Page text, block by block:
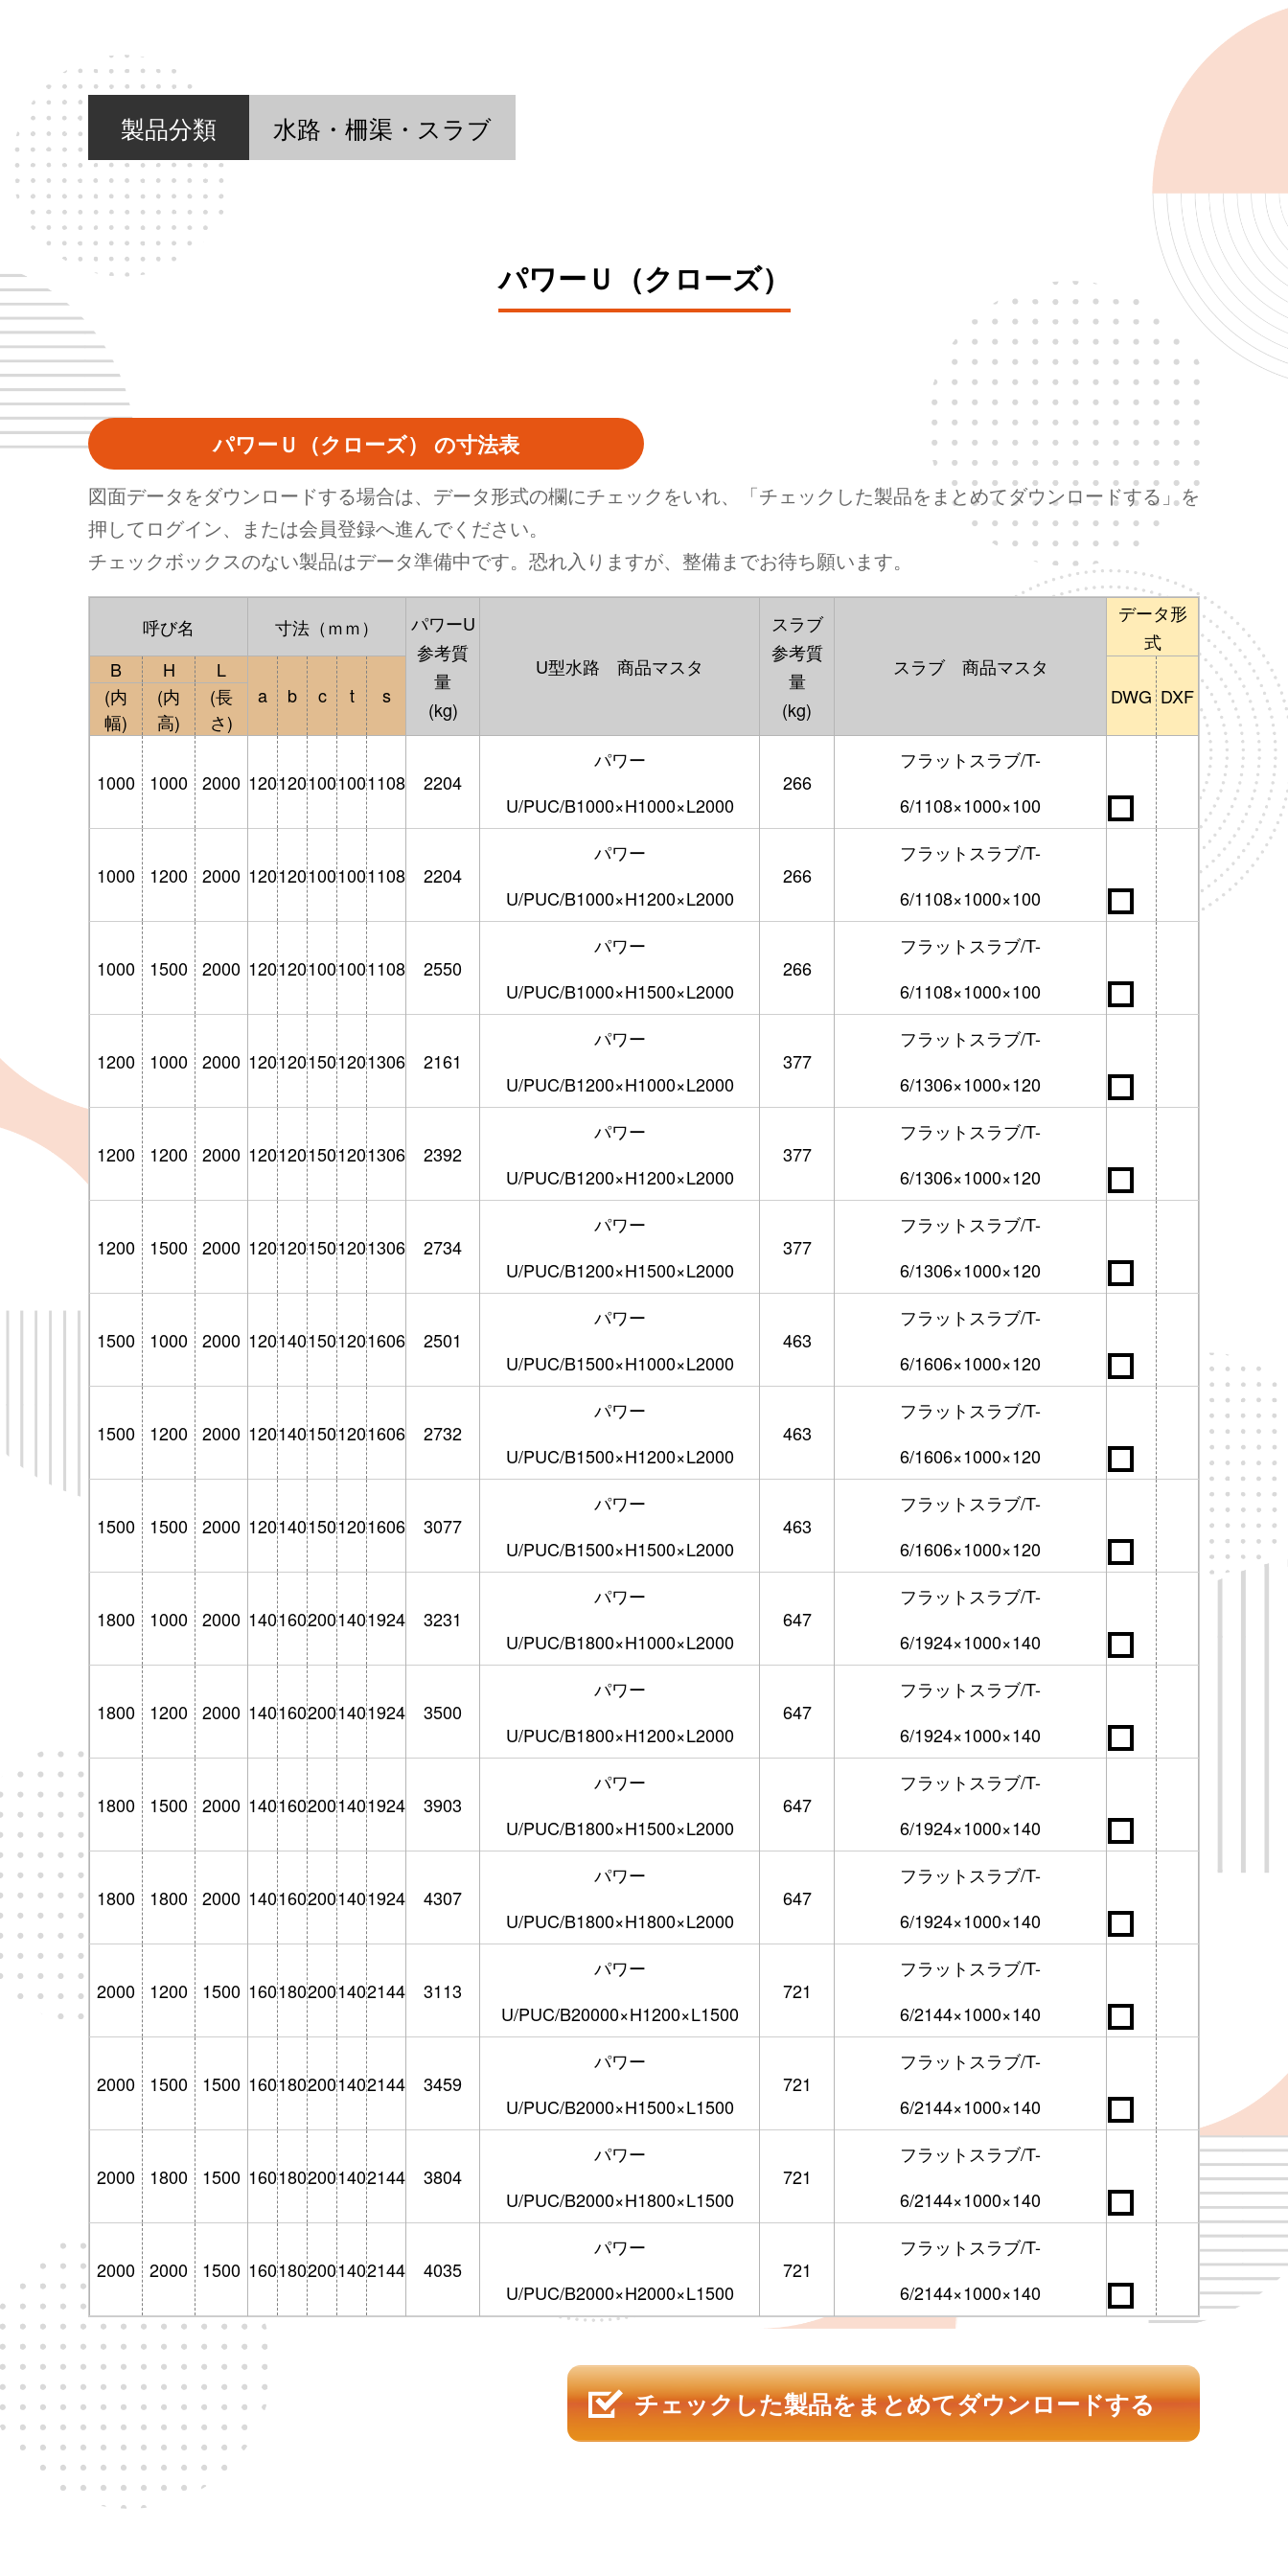
製品分類 水路・柵渠・スラブ
パワーＵ（クローズ）
パワーＵ（クローズ） の寸法表
図面データをダウンロードする場合は、データ形式の欄にチェックをいれ、「チェックした製品をまとめてダウンロードする」を
押してログイン、または会員登録へ進んでください。
チェックボックスのない製品はデータ準備中です。恐れ入りますが、整備までお待ち願います。
呼び名 寸法（ｍｍ）
パワーU
参考質
量
(kg)
U型水路 商品マスタ
スラブ
参考質
量
(kg)
スラブ 商品マスタ
データ形
式
B
H
L
a
b c t s DWG DXF
(内
幅)
(内
高)
(長
さ)
1000 1000 2000 1201201001001108 2204
パワー
U/PUC/B1000×H1000×L2000
266
フラットスラブ/T-
6/1108×1000×100
1000 1200 2000 1201201001001108 2204
パワー
U/PUC/B1000×H1200×L2000
266
フラットスラブ/T-
6/1108×1000×100
1000 1500 2000 1201201001001108 2550
パワー
U/PUC/B1000×H1500×L2000
266
フラットスラブ/T-
6/1108×1000×100
1200 1000 2000 1201201501201306 2161
パワー
U/PUC/B1200×H1000×L2000
377
フラットスラブ/T-
6/1306×1000×120
1200 1200 2000 1201201501201306 2392
パワー
U/PUC/B1200×H1200×L2000
377
フラットスラブ/T-
6/1306×1000×120
1200 1500 2000 1201201501201306 2734
パワー
U/PUC/B1200×H1500×L2000
377
フラットスラブ/T-
6/1306×1000×120
1500 1000 2000 1201401501201606 2501
パワー
U/PUC/B1500×H1000×L2000
463
フラットスラブ/T-
6/1606×1000×120
1500 1200 2000 1201401501201606 2732
パワー
U/PUC/B1500×H1200×L2000
463
フラットスラブ/T-
6/1606×1000×120
1500 1500 2000 1201401501201606 3077
パワー
U/PUC/B1500×H1500×L2000
463
フラットスラブ/T-
6/1606×1000×120
1800 1000 2000 1401602001401924 3231
パワー
U/PUC/B1800×H1000×L2000
647
フラットスラブ/T-
6/1924×1000×140
1800 1200 2000 1401602001401924 3500
パワー
U/PUC/B1800×H1200×L2000
647
フラットスラブ/T-
6/1924×1000×140
1800 1500 2000 1401602001401924 3903
パワー
U/PUC/B1800×H1500×L2000
647
フラットスラブ/T-
6/1924×1000×140
1800 1800 2000 1401602001401924 4307
パワー
U/PUC/B1800×H1800×L2000
647
フラットスラブ/T-
6/1924×1000×140
2000 1200 1500 1601802001402144 3113
パワー
U/PUC/B20000×H1200×L1500
721
フラットスラブ/T-
6/2144×1000×140
2000 1500 1500 1601802001402144 3459
パワー
U/PUC/B2000×H1500×L1500
721
フラットスラブ/T-
6/2144×1000×140
2000 1800 1500 1601802001402144 3804
パワー
U/PUC/B2000×H1800×L1500
721
フラットスラブ/T-
6/2144×1000×140
2000 2000 1500 1601802001402144 4035
パワー
U/PUC/B2000×H2000×L1500
721
フラットスラブ/T-
6/2144×1000×140
チェックした製品をまとめてダウンロードする